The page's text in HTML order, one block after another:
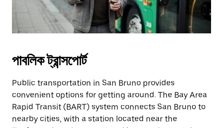
পাবলিক ট্রান্সপোর্ট
Public transportation in San Bruno provides
convenient options for getting around. The Bay Area
Rapid Transit (BART) system connects San Bruno to
nearby cities, with a station located near the